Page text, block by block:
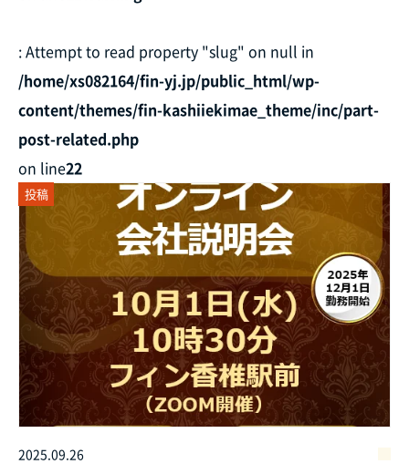
: Attempt to read property "slug" on null in
/home/xs082164/fin-yj.jp/public_html/wp-
content/themes/fin-kashiiekimae_theme/inc/part-
post-related.php
on line22
投稿
2025.09.26